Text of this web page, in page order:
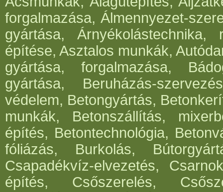
forgalmazása, Álmennyezet-
gyártása, Árnyékolástechnika,
építése, Asztalos munkák,
gyártása, forgalmazása,
gyártása, Beruházás-
védelem, Betongyártás,
munkák, Betonszállítás,
építés, Betontechnológia,
fóliázás, Burkolás,
Csapadékvíz-elvezetés,
építés, Csőszerelés,